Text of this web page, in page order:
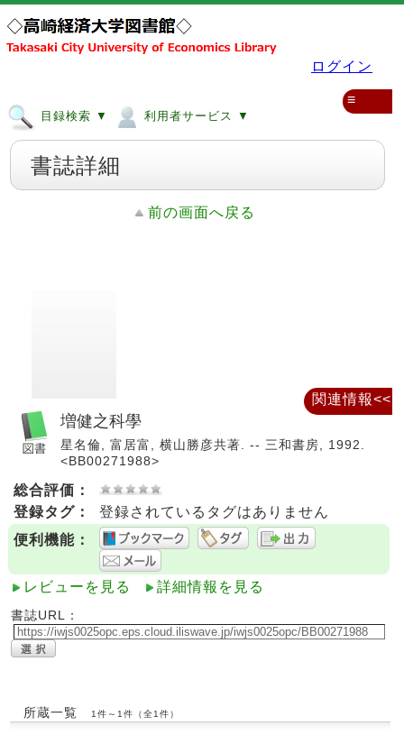
ログイン
目録検索 ▼ 利用者サービス ▼
≡
書誌詳細
前の画面へ戻る
増健之科學
星名倫, 富居富, 横山勝彦共著. -- 三和書房, 1992.
<BB00271988>
総合評価：
登録タグ：
登録されているタグはありません
便利機能：
レビューを見る 詳細情報を見る
書誌URL：
所蔵一覧 1件～1件（全1件）
関連情報<<